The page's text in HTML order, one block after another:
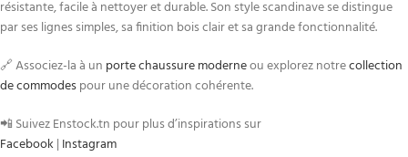
résistante, facile à nettoyer et durable. Son style scandinave se distingue
par ses lignes simples, sa finition bois clair et sa grande fonctionnalité.
🔗 Associez-la à un porte chaussure moderneou explorez notrecollection
de commodespour une décoration cohérente.
📲 Suivez Enstock.tn pour plus d’inspirations sur
Facebook| Instagram